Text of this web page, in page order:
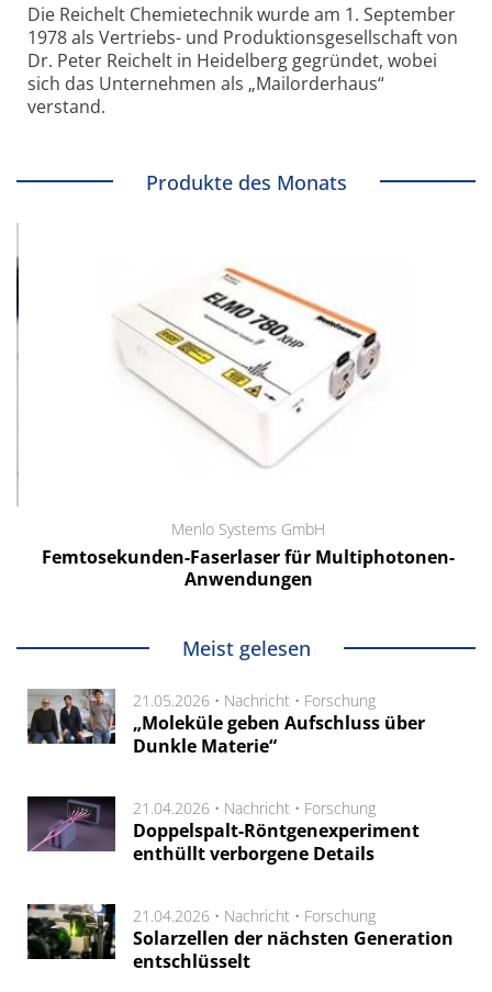
Die Reichelt Chemietechnik wurde am 1. September
1978 als Vertriebs- und Produktionsgesellschaft von
Dr. Peter Reichelt in Heidelberg gegründet, wobei
sich das Unternehmen als „Mailorderhaus“
verstand.
Produkte des Monats
Menlo Systems GmbH
Femtosekunden-Faserlaser für Multiphotonen-
Anwendungen
Meist gelesen
21.05.2026 • Nachricht • Forschung
„Moleküle geben Aufschluss über
Dunkle Materie“
21.04.2026 • Nachricht • Forschung
Doppelspalt-Röntgenexperiment
enthüllt verborgene Details
21.04.2026 • Nachricht • Forschung
Solarzellen der nächsten Generation
entschlüsselt